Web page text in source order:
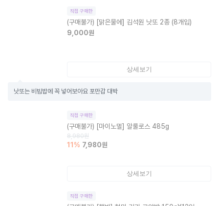
직접 구매한
(구매불가) [맑은물에] 김석원 낫또 2종 (8개입)
9,000원
상세보기
낫또는 비빔밥에 꼭 넣어보아요 포만감 대박
직접 구매한
(구매불가) [마이노멀] 알룰로스 485g
8,980원
11 % 7,980원
상세보기
직접 구매한